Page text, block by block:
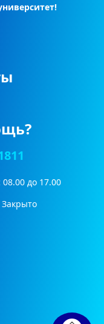
до 17.00
Закрыто